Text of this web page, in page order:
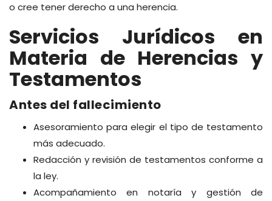
o cree tener derecho a una herencia.
Servicios Jurídicos en
Materia de Herencias y
Testamentos
Antes del fallecimiento
Asesoramiento para elegir el tipo de testamento
más adecuado.
Redacción y revisión de testamentos conforme a
la ley.
Acompañamiento en notaría y gestión de